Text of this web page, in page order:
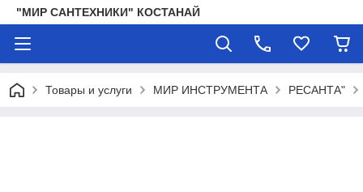
"МИР САНТЕХНИКИ" КОСТАНАЙ
Товары и услуги МИР ИНСТРУМЕНТА РЕСАНТА"